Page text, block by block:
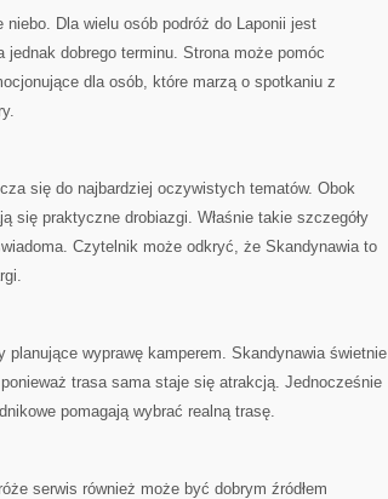
Dla wielu osób podróż do Laponii jest
jednak dobrego terminu. Strona może pomóc
dla osób, które marzą o spotkaniu z
się do najbardziej oczywistych tematów. Obok
się praktyczne drobiazgi. Właśnie takie szczegóły
Czytelnik może odkryć, że Skandynawia to
wyprawę kamperem. Skandynawia świetnie
trasa sama staje się atrakcją. Jednocześnie
pomagają wybrać realną trasę.
serwis również może być dobrym źródłem